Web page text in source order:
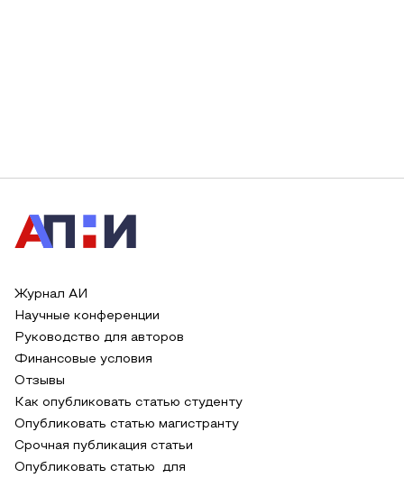
Журнал АИ
Научные конференции
Руководство для авторов
Финансовые условия
Отзывы
Как опубликовать статью студенту
Опубликовать статью магистранту
Срочная публикация статьи
Опубликовать статью для